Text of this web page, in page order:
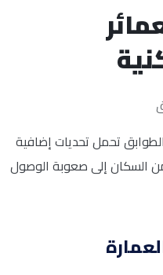
تحمل تحديات إضافية
السكان إلى صعوبة الوصول